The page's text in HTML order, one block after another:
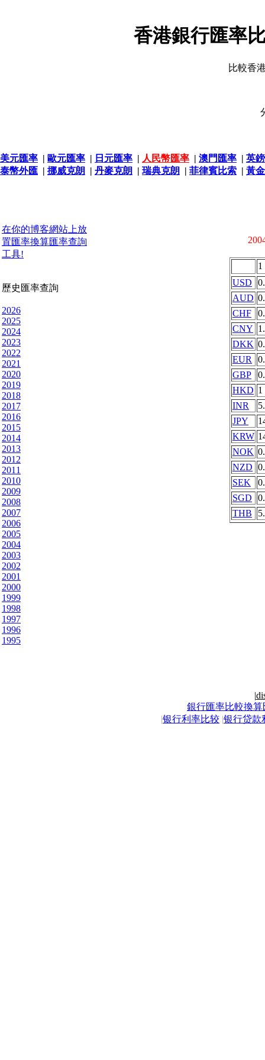
香港銀行匯率
比較香
美元匯率 | 歐元匯率 | 日元匯率 | 人民幣匯率 | 澳門匯率 | 英
泰幣外匯 | 挪威克朗 | 丹麥克朗 | 瑞典克朗 | 菲律賓比索 | 黃
在你的博客網站上放
置匯率換算匯率查詢
工具!
歷史匯率查詢
2026
2025
2024
2023
2022
2021
2020
2019
2018
2017
2016
2015
2014
2013
2012
2011
2010
2009
2008
2007
2006
2005
2004
2003
2002
2001
2000
1999
1998
1997
1996
1995
1
USD
AUD
CHF
CNY
DKK
EUR
GBP
HKD 1
INR
JPY
KRW
NOK
NZD
SEK
SGD
THB
|
銀行匯率比較換算
|银行利率比较 |银行贷款